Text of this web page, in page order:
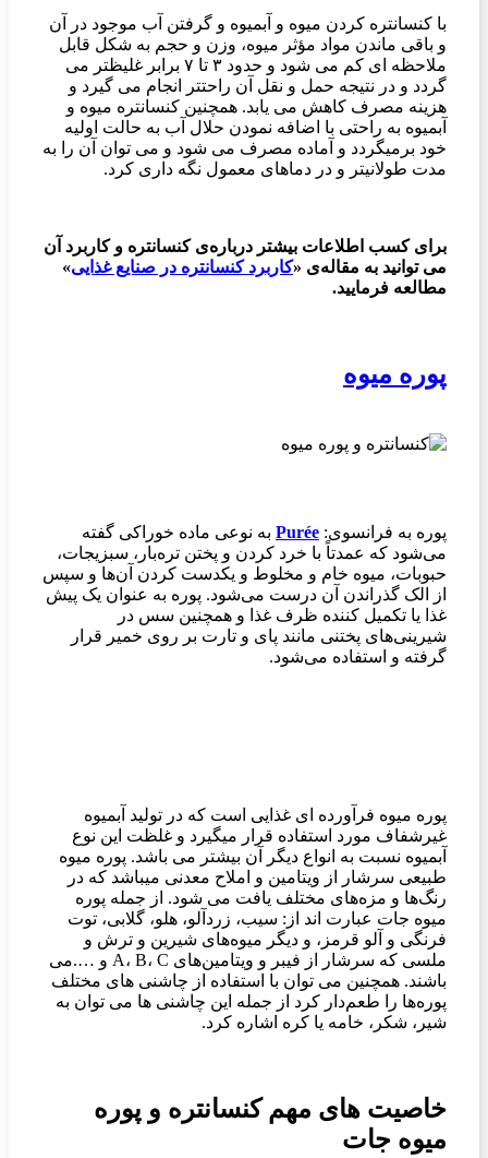
با کنسانتره کردن میوه و آبمیوه و گرفتن آب موجود در آن
و باقی ماندن مواد مؤثر میوه، وزن و حجم به شکل قابل
ملاحظه ای کم می شود و حدود ۳ تا ۷ برابر غلیظتر می
گردد و در نتیجه حمل و نقل آن راحتتر انجام می گیرد و
هزینه‌ مصرف کاهش می یابد. همچنین کنسانتره میوه و
آبمیوه به راحتی با اضافه نمودن حلال آب به حالت اولیه
خود برمیگردد و آماده مصرف می شود و می توان آن را به
مدت طولانیتر و در دماهای معمول نگه داری کرد.
برای کسب اطلاعات بیشتر درباره‌ی کنسانتره و کاربرد آن
می توانید به مقاله‌ی «کاربرد کنسانتره در صنایع غذایی»
مطالعه فرمایید.
پوره میوه
پوره به فرانسوی: Purée به نوعی ماده خوراکی گفته
می‌شود که عمدتاً با خرد کردن و پختن تره‌بار، سبزیجات،
حبوبات، میوه خام و مخلوط‌ و یکدست کردن آن‌ها و سپس
از الک گذراندن آن درست می‌شود. پوره به عنوان یک پیش
غذا یا تکمیل کننده ظرف غذا و همچنین سس در
شیرینی‌های پختنی مانند پای و تارت بر روی خمیر قرار
گرفته و استفاده می‌شود.
پوره میوه فرآورده ای غذایی است که در تولید آبمیوه
غیرشفاف مورد استفاده قرار میگیرد و غلظت این نوع
آبمیوه نسبت به انواع دیگر آن بیشتر می باشد. پوره میوه
طبیعی سرشار از ویتامین و املاح معدنی میباشد که در
رنگ‌ها و مزه‌های مختلف یافت می شود. از جمله پوره
میوه جات عبارت اند از: سیب، زردآلو، هلو، گلابی، توت
فرنگی و آلو قرمز، و دیگر میوه‌های شیرین و ترش و
ملسی که سرشار از فیبر و ویتامین‌های A، B، C‌ و ….می
باشند. همچنین می توان با استفاده از چاشنی های مختلف
پوره‌ها را طعم‌دار کرد از جمله این چاشنی ها می توان به
شیر، شکر، خامه یا کره اشاره کرد.
خاصیت های مهم کنسانتره و پوره
میوه جات